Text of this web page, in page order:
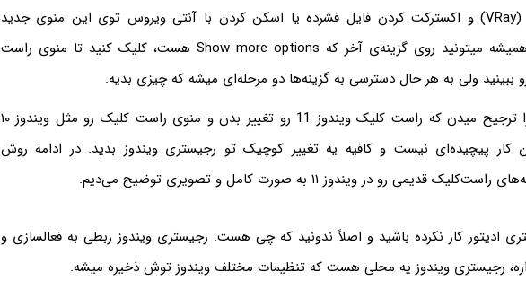
گزینه‌ی ویری (VRay) و اکسترکت کردن فایل فشرده یا اسکن کردن با آنتی ویروس توی این منوی جدید
نیست! البته همیشه میتونید روی گزینه‌ی آخر که Show more options هست، کلیک کنید تا منوی راست
ببینید ولی به هر حال دسترسی به گزینه‌ها دو مرحله‌ای میشه که چیزی بدیه.
بعضی از کاربرا ترجیح میدن که راست کلیک ویندوز 11 رو تغییر بدن و منوی راست کلیک رو مثل ویندوز ۱۰
پیچیده‌ای نیست و کافیه یه تغییر کوچیک تو رجیستری ویندوز بدید. در ادامه روش
قدیمی رو در ویندوز ۱۱ به صورت کامل و تصویری توضیح می‌دیم.
ادیتور کار نکرده باشید و اصلاً ندونید که چی هست. رجیستری ویندوز ربطی به فعالسازی و
رجیستری ویندوز یه محلی هست که تنظیمات مختلف ویندوز توش ذخیره میشه.